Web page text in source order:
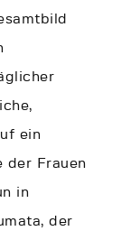
ein
der Frauen
in
der